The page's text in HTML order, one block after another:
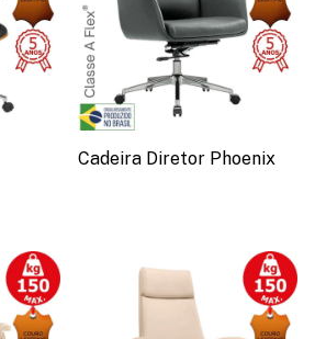
Cadeira Diretor Phoenix